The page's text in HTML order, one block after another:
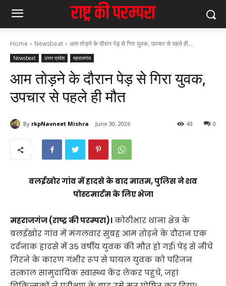
Home Newsbeat आम तोड़ने के दौरान पेड़ से गिरा युवक, उपचार से पहले ही...
Newsbeat उत्तर प्रदेश महराजगंज
आम तोड़ने के दौरान पेड़ से गिरा युवक,
उपचार से पहले ही मौत
By rkpNavneet Mishra June 30, 2026 0
43
बलईखोर गांव में हादसे के बाद मातम, पुलिस ने शव
पोस्टमार्टम के लिए भेजा
महराजगंज (राष्ट्र की परम्परा)।कोठीभार थाना क्षेत्र के
बलईखोर गांव में मंगलवार सुबह आम तोड़ने के दौरान एक
दर्दनाक हादसे में 35 वर्षीय युवक की मौत हो गई। पेड़ से नीचे
गिरने के कारण गंभीर रूप से घायल युवक को परिजन
तत्काल सामुदायिक स्वास्थ्य केंद्र लेकर पहुंचे, जहां